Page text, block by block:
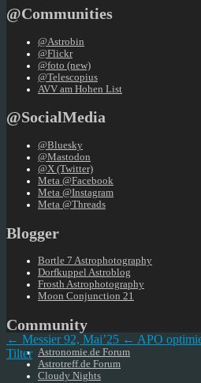
@Communities
@Astrobin
@Flickr
@foto (new)
@Telescopius
AVV am Hohen List
@SocialMedia
@Bluesky
@Mastodon
@X (Twitter)
Meta @Facebook
Meta @Instagram
Meta @Threads
Blogger
Bortle 7 Astrophotography
Dorfkuppel Astroblog
Frosth Astrophotography
Moon Conjunction 21
Community
Astronomie.de Forum
Astrotreff.de Forum
Cloudy Nights
← Messier 92, Mai’25 ← APO
Tilter